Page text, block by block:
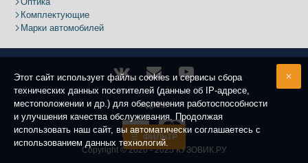
Комплектующие
Марки автомобилей
Адрес:
Copyright ©2020 - 2025КУЗОВИК.РУ
Этот сайт использует файлы cookies и сервисы сбора
технических данных посетителей (данные об IP-адресе,
местоположении и др.) для обеспечения работоспособности
и улучшения качества обслуживания. Продолжая
использовать наш сайт, вы автоматически соглашаетесь с
использованием данных технологий.
ФИЛЬТР